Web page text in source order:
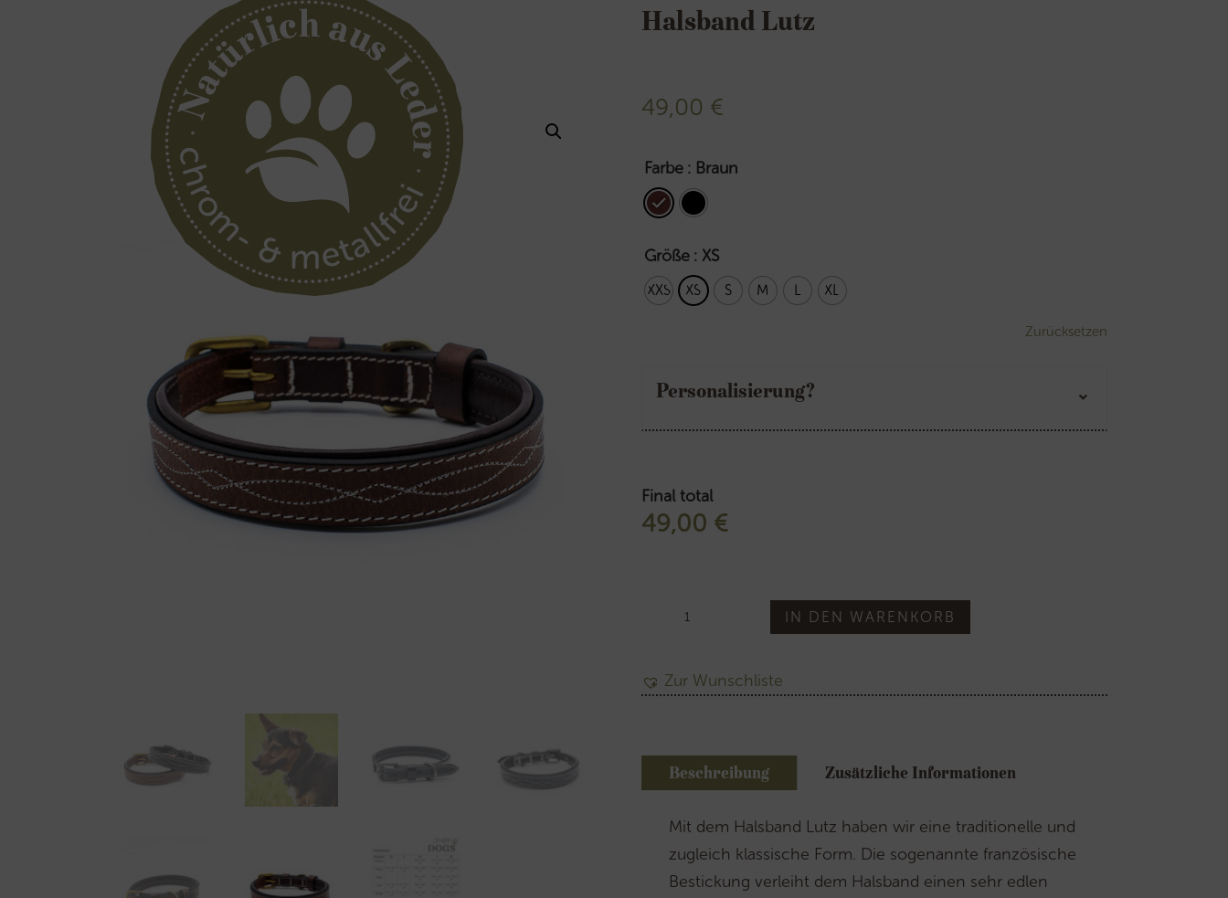
Halsband Lutz
49,00 €
Farbe : Braun
Größe : XS
XXS XS S M L XL
Zurücksetzen
Personalisierung?
Final total
49,00 €
IN DEN WARENKORB
Zur Wunschliste
Beschreibung Zusätzliche Informationen
Mit dem Halsband Lutz haben wir eine traditionelle und
zugleich klassische Form. Die sogenannte französische
Bestickung verleiht dem Halsband einen sehr edlen